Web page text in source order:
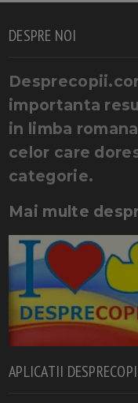
DESPRE NOI
importanta
in limba
celor care
categorie.
Mai multe
APLICATII